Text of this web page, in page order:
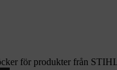
för produkter från